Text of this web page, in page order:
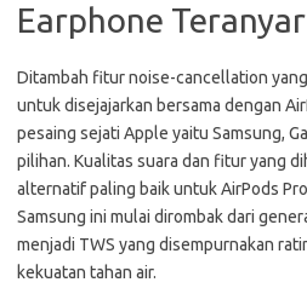
Earphone
Ditambah fitur noise-cancellation
untuk disejajarkan bersama dengan
pesaing sejati Apple yaitu Samsung,
pilihan. Kualitas suara dan fitur yang
alternatif paling baik untuk AirPods
Samsung ini mulai dirombak dari
menjadi TWS yang disempurnakan
kekuatan tahan air.